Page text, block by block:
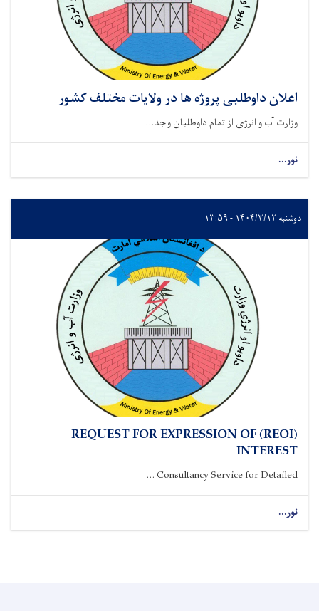
اعلان داوطلبی پروژه ها در ولایات مختلف کشور
وزارت آب و انرژی از تمام داوطلبان واجد...
نور...
دوشنبه ۱۴۰۴/۳/۱۲ - ۱۳:۵۹
(REOI) REQUEST FOR EXPRESSION OF
INTEREST
Consultancy Service for Detailed ...
نور...